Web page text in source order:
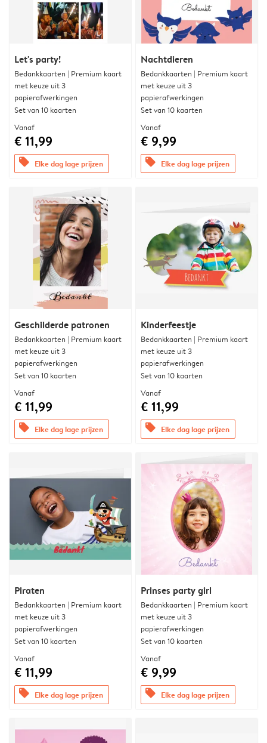
Let's party!
Bedankkaarten | Premium kaart
met keuze uit 3
papierafwerkingen
Set van 10 kaarten
Vanaf
€ 11,99
offers Elke dag lage prijzen
Nachtdieren
Bedankkaarten | Premium kaart
met keuze uit 3
papierafwerkingen
Set van 10 kaarten
Vanaf
€ 9,99
offers Elke dag lage prijzen
Geschilderde patronen
Bedankkaarten | Premium kaart
met keuze uit 3
papierafwerkingen
Set van 10 kaarten
Vanaf
€ 11,99
offers Elke dag lage prijzen
Kinderfeestje
Bedankkaarten | Premium kaart
met keuze uit 3
papierafwerkingen
Set van 10 kaarten
Vanaf
€ 11,99
offers Elke dag lage prijzen
Piraten
Bedankkaarten | Premium kaart
met keuze uit 3
papierafwerkingen
Set van 10 kaarten
Vanaf
€ 11,99
offers Elke dag lage prijzen
Prinses party girl
Bedankkaarten | Premium kaart
met keuze uit 3
papierafwerkingen
Set van 10 kaarten
Vanaf
€ 9,99
offers Elke dag lage prijzen